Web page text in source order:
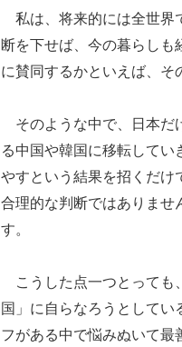
私は、将来的には全世界
断を下せば、今の暮らし
に賛同するかといえば、そ
そのような中で、日本だ
る中国や韓国に移転して
やすという結果を招くだけ
合理的な判断ではありませ
す。
こうした点一つとっても
国」に自らなろうとして
フがある中で悩みぬいて最